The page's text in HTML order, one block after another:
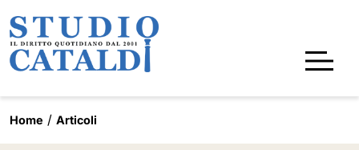
Home Articoli